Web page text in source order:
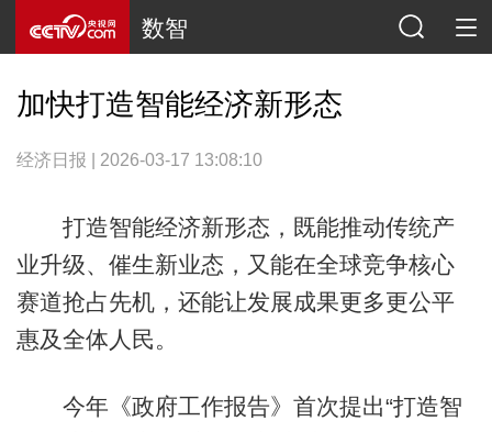
数智
加快打造智能经济新形态
经济日报 | 2026-03-17 13:08:10
打造智能经济新形态，既能推动传统产
业升级、催生新业态，又能在全球竞争核心
赛道抢占先机，还能让发展成果更多更公平
惠及全体人民。
今年《政府工作报告》首次提出“打造智